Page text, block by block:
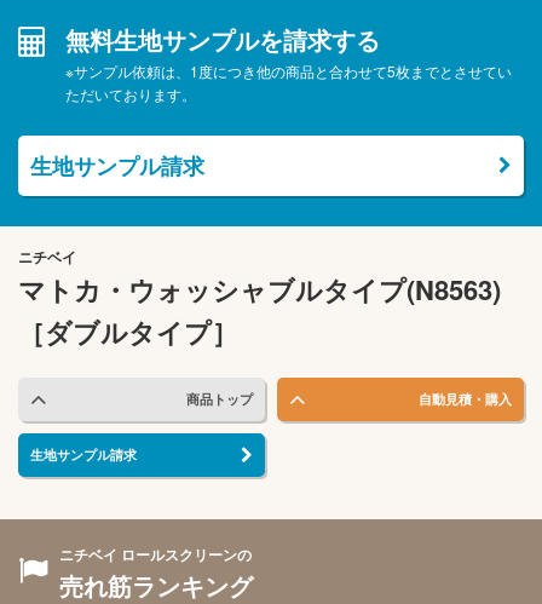
無料生地サンプルを請求する
※サンプル依頼は、1度につき他の商品と合わせて5枚までとさせてい
ただいております。
生地サンプル請求
ニチベイ
マトカ・ウォッシャブルタイプ(N8563)
［ダブルタイプ］
商品トップ 自動見積・購入
生地サンプル請求
ニチベイ ロールスクリーンの
売れ筋ランキング